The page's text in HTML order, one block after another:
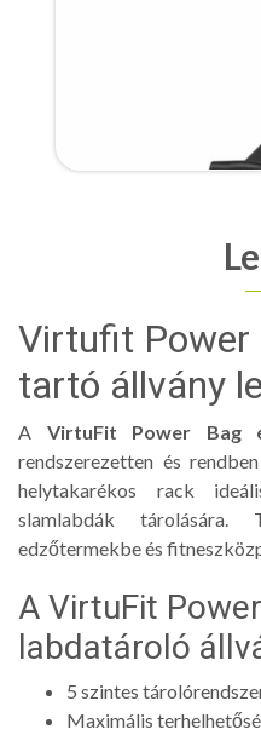
Virtufit Power
tartó állvány
A VirtuFit Power Bag
rendszerezetten és
helytakarékos rack
slamlabdák tárolására.
edzőtermekbe és
A VirtuFit
labdatároló
5 szintes
Maximális